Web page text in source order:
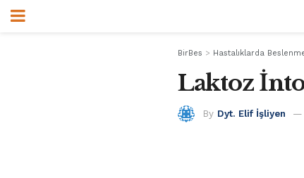
BirBes > Hastalıklarda
Laktoz
By Dyt. Elif İşliyen